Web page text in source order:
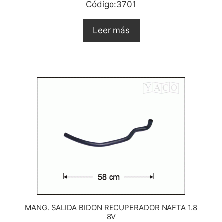
Código:3701
Leer más
MANG. SALIDA BIDON RECUPERADOR NAFTA 1.8
8V